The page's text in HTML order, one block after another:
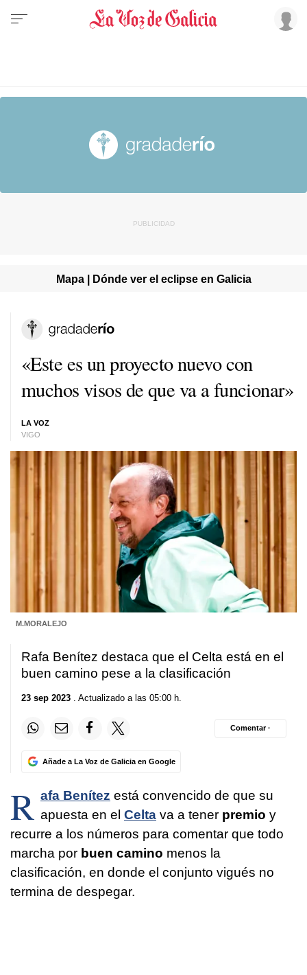
Mapa | Dónde ver el eclipse en Galicia
«Este es un proyecto nuevo con
muchos visos de que va a funcionar»
LA VOZ
VIGO
M.MORALEJO
Rafa Benítez destaca que el Celta está en el
buen camino pese a la clasificación
23 sep 2023 . Actualizado a las 05:00 h.
Añade a La Voz de Galicia en Google
Comentar ·
R afa Benítez está convencido de que su
apuesta en el Celta va a tener premio y
recurre a los números para comentar que todo
marcha por buen camino menos la
clasificación, en donde el conjunto vigués no
termina de despegar.